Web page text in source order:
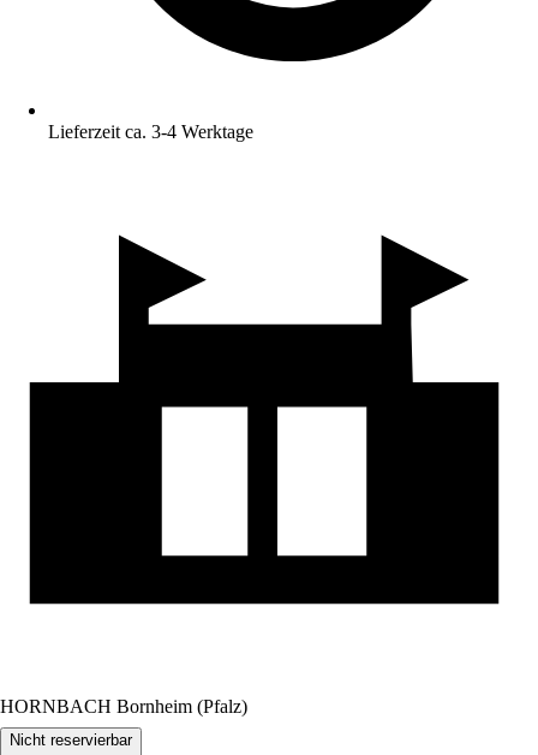
Lieferzeit ca. 3-4 Werktage
HORNBACH Bornheim (Pfalz)
Nicht reservierbar